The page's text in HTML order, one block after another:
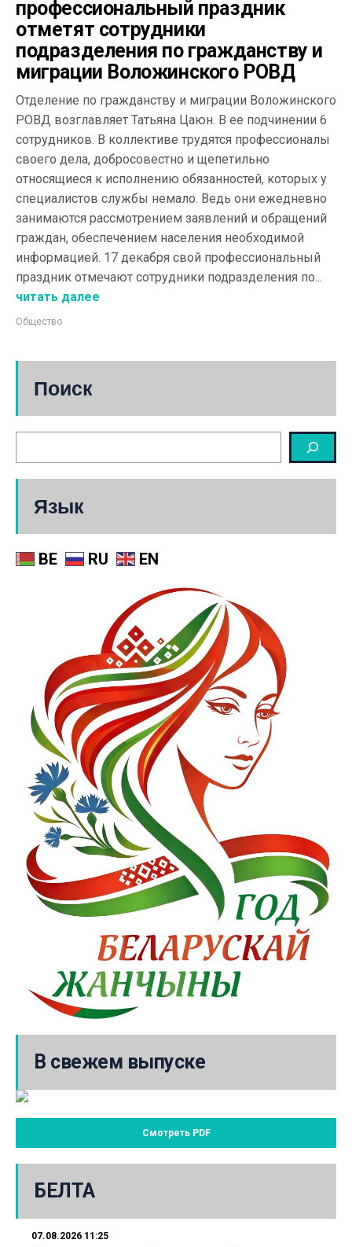
профессиональный праздник
отметят сотрудники
подразделения по гражданству и
миграции Воложинского РОВД
Отделение по гражданству и миграции Воложинского
РОВД возглавляет Татьяна Цаюн. В ее подчинении 6
сотрудников. В коллективе трудятся профессионалы
своего дела, добросовестно и щепетильно
относящиеся к исполнению обязанностей, которых у
специалистов службы немало. Ведь они ежедневно
занимаются рассмотрением заявлений и обращений
граждан, обеспечением населения необходимой
информацией. 17 декабря свой профессиональный
праздник отмечают сотрудники подразделения по...
читать далее
Общество
Поиск
Язык
BE RU EN
В свежем выпуске
Смотреть PDF
БЕЛТА
07.08.2026 11:25